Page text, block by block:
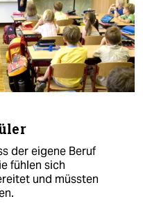
der eigene Beruf
fühlen sich
und müssten